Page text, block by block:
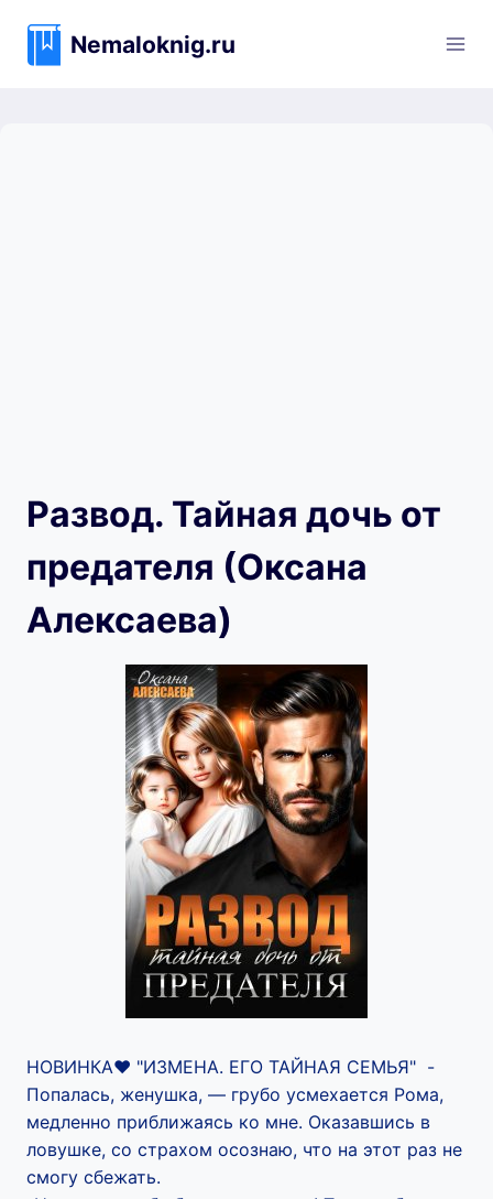
содержимому
Nemaloknig.ru
Развод. Тайная дочь от
предателя (Оксана
Алексаева)
НОВИНКА‍❤️‍ "ИЗМЕНА. ЕГО ТАЙНАЯ СЕМЬЯ" -
Попалась, женушка, — грубо усмехается Рома,
медленно приближаясь ко мне. Оказавшись в
ловушке, со страхом осознаю, что на этот раз не
смогу сбежать.